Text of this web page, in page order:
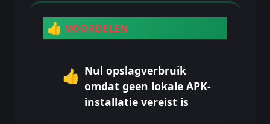
👍 VOORDELEN
👍 Nul opslagverbruik
omdat geen lokale APK-
installatie vereist is